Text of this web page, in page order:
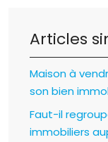
Articles
Maison à
son bien
Faut-il
immobiliers